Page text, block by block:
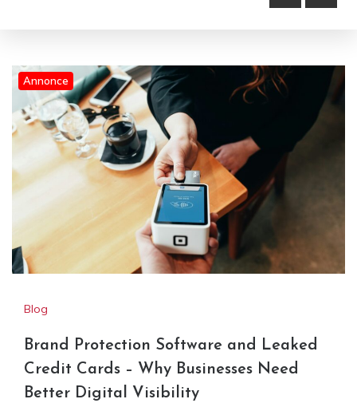
Annonce
Blog
Brand Protection Software and Leaked
Credit Cards – Why Businesses Need
Better Digital Visibility